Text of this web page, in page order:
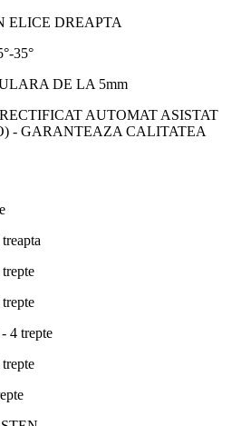
ELICE DREAPTA
35°
DE LA 5mm
AUTOMAT ASISTAT
- GARANTEAZA CALITATEA
trepte